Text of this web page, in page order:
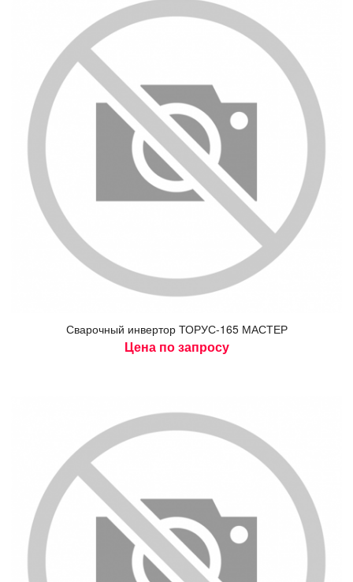
Сва­роч­ный ин­вертор ТО­РУС-165 МАС­ТЕР
Цена по запросу